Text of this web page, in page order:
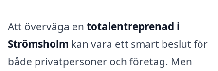
Att överväga en totalentreprenad i
Strömsholm kan vara ett smart beslut för
både privatpersoner och företag. Men